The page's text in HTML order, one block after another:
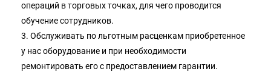
операций в торговых точках, для чего проводится
обучение сотрудников.
3. Обслуживать по льготным расценкам приобретенное
у нас оборудование и при необходимости
ремонтировать его с предоставлением гарантии.